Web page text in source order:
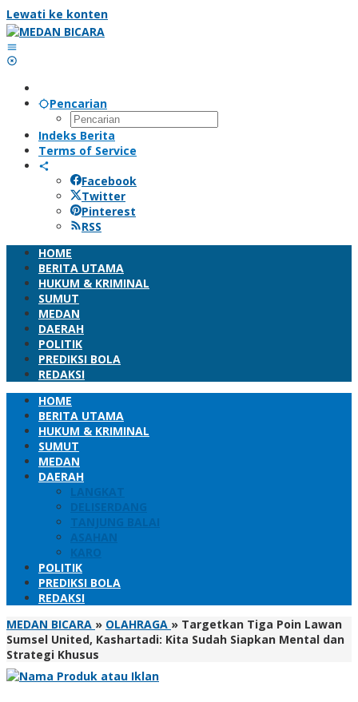
Lewati ke konten
Pencarian
Indeks Berita
Terms of Service
Facebook
Twitter
Pinterest
RSS
HOME
BERITA UTAMA
HUKUM & KRIMINAL
SUMUT
MEDAN
DAERAH
POLITIK
PREDIKSI BOLA
REDAKSI
HOME
BERITA UTAMA
HUKUM & KRIMINAL
SUMUT
MEDAN
DAERAH
LANGKAT
DELISERDANG
TANJUNG BALAI
ASAHAN
KARO
POLITIK
PREDIKSI BOLA
REDAKSI
MEDAN BICARA » OLAHRAGA » Targetkan Tiga Poin Lawan
Sumsel United, Kashartadi: Kita Sudah Siapkan Mental dan
Strategi Khusus